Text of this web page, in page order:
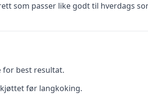
som passer like godt til hverdags
for best resultat.
før langkoking.